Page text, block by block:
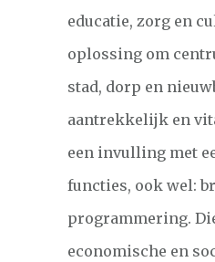
educatie, zorg en
oplossing om
stad, dorp en
aantrekkelijk en
een invulling met
functies, ook wel:
programmering.
economische en